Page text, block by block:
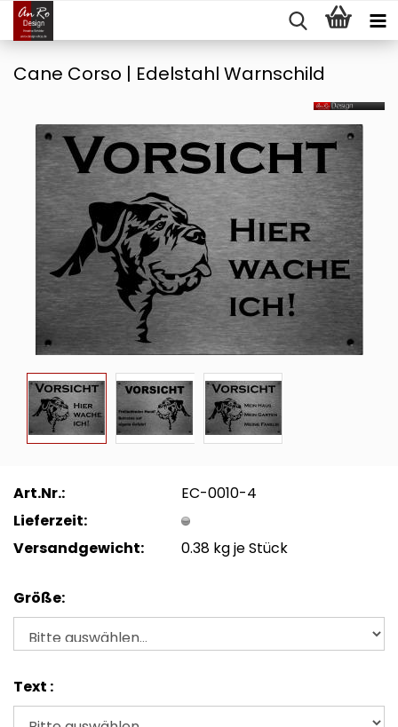
Cane Corso | Edelstahl Warnschild
Art.Nr.:
EC-0010-4
Lieferzeit:
Versandgewicht:
0.38 kg je Stück
Größe:
Text :